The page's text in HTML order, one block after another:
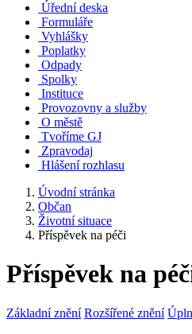
Úřední deska
Formuláře
Vyhlášky
Poplatky
Odpady
Spolky
Instituce
Provozovny a služby
O městě
Tvoříme GJ
Zpravodaj
Hlášení rozhlasu
Úvodní stránka
Občan
Životní situace
Příspěvek na péči
Příspěvek na
Základní znění Rozšířené znění